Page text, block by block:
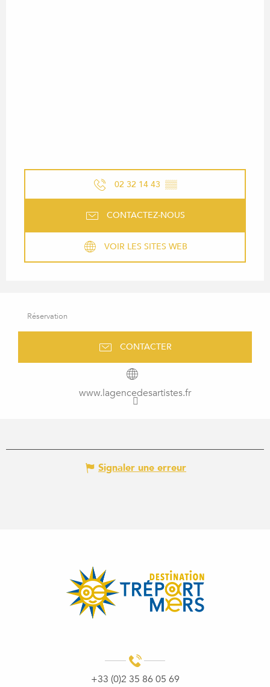
02 32 14 43 ▒▒
CONTACTEZ-NOUS
VOIR LES SITES WEB
Réservation
CONTACTER
www.lagencedesartistes.fr
Signaler une erreur
+33 (0)2 35 86 05 69